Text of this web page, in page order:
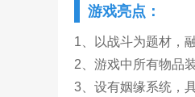
游戏亮点：
1、以战斗为题材，
2、游戏中所有物品
3、设有姻缘系统，